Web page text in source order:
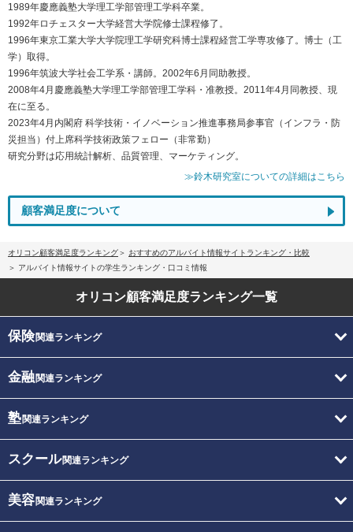
1989年慶應義塾大学理工学部管理工学科卒業。
1992年ロチェスター大学経営大学院修士課程修了。
1996年東京工業大学大学院理工学研究科博士課程経営工学専攻修了。博士（工
学）取得。
1996年筑波大学社会工学系・講師。2002年6月同助教授。
2008年4月慶應義塾大学理工学部管理工学科・准教授。2011年4月同教授、現
在に至る。
2023年4月内閣府 科学技術・イノベーション推進事務局参事官（インフラ・防
災担当）付上席科学技術政策フェロー（非常勤）
研究分野は応用統計解析、品質管理、マーケティング。
≫鈴木研究室についての詳細はこちら
顧客満足度について
オリコン顧客満足度ランキング
おすすめのアルバイト情報サイトランキング・比較
アルバイト情報サイトの学生ランキング・口コミ情報
オリコン顧客満足度ランキング一覧
保険関連ランキング
金融関連ランキング
塾関連ランキング
スクール関連ランキング
美容関連ランキング